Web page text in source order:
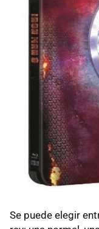
Se puede elegir